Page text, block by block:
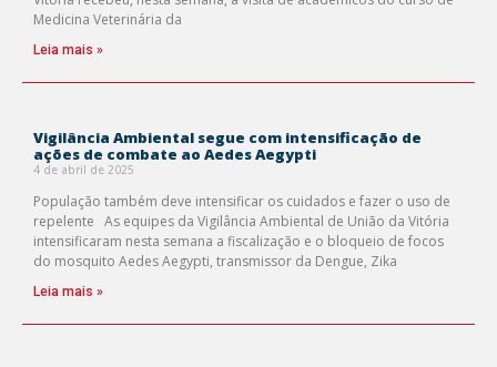
Medicina Veterinária da
Leia mais »
Vigilância Ambiental segue com intensificação de
ações de combate ao Aedes Aegypti
4 de abril de 2025
População também deve intensificar os cuidados e fazer o uso de
repelente As equipes da Vigilância Ambiental de União da Vitória
intensificaram nesta semana a fiscalização e o bloqueio de focos
do mosquito Aedes Aegypti, transmissor da Dengue, Zika
Leia mais »